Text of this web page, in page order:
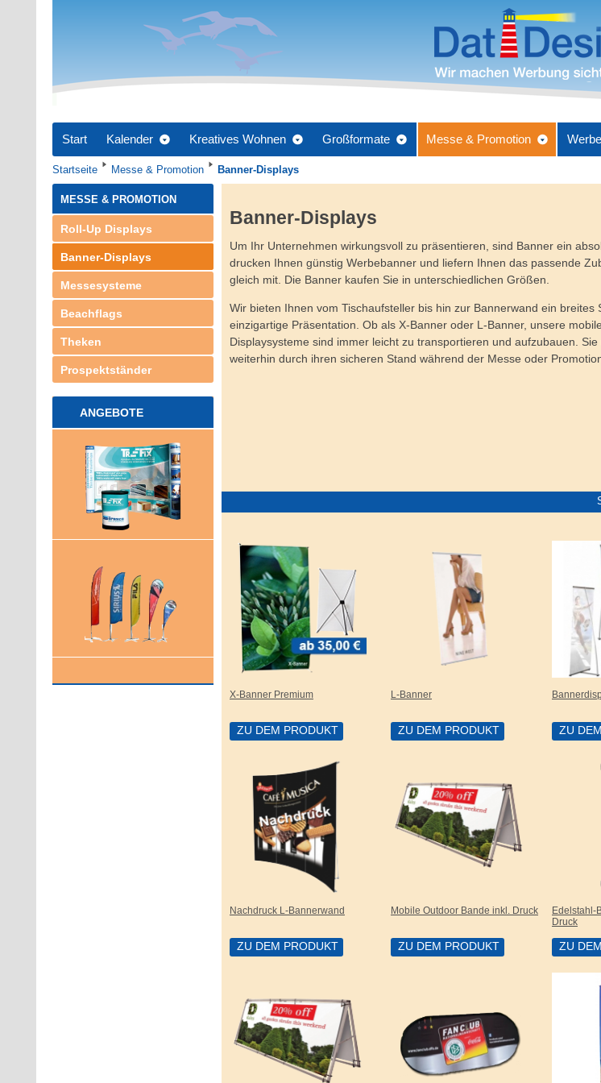
Start Kalender Kreatives Wohnen Großformate Messe & Promotion
Startseite Messe & Promotion Banner-Displays
MESSE & PROMOTION
Roll-Up Displays
Banner-Displays
Messesysteme
Beachflags
Theken
Prospektständer
ANGEBOTE
Banner-Displays
Um Ihr Unternehmen wirkungsvoll zu präsentieren, sind Banner ein
drucken Ihnen günstig Werbebanner und liefern Ihnen das passende
gleich mit. Die Banner kaufen Sie in unterschiedlichen Größen.
Wir bieten Ihnen vom Tischaufsteller bis hin zur Bannerwand ein breites
einzigartige Präsentation. Ob als X-Banner oder L-Banner, unsere
Displaysysteme sind immer leicht zu transportieren und aufzubauen.
weiterhin durch ihren sicheren Stand während der Messe oder
X-Banner Premium
ZU DEM PRODUKT
L-Banner
ZU DEM PRODUKT ZU
Nachdruck L-Bannerwand
ZU DEM PRODUKT
Mobile Outdoor Bande inkl. Druck
ZU DEM PRODUKT
Edelstahl-
Druck
ZU